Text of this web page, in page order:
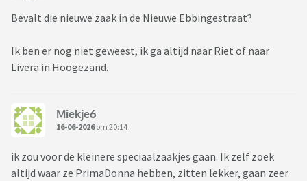
Bevalt die nieuwe zaak in de Nieuwe Ebbingestraat?
Ik ben er nog niet geweest, ik ga altijd naar Riet of naar
Livera in Hoogezand.
Miekje6
16-06-2026om 20:14
ik zou voor de kleinere speciaalzaakjes gaan. Ik zelf zoek
altijd waar ze PrimaDonna hebben, zitten lekker, gaan zeer